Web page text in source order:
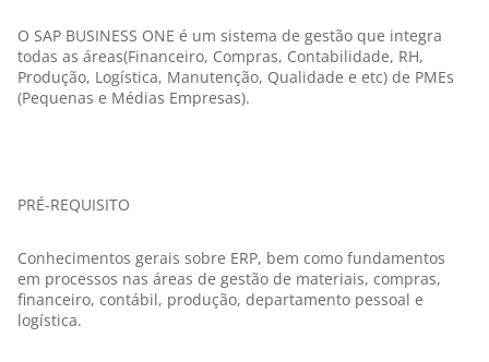
O SAP BUSINESS ONE é um sistema de gestão que integra
todas as áreas(Financeiro, Compras, Contabilidade, RH,
Produção, Logística, Manutenção, Qualidade e etc) de PMEs
(Pequenas e Médias Empresas).
PRÉ-REQUISITO
Conhecimentos gerais sobre ERP, bem como fundamentos
em processos nas áreas de gestão de materiais, compras,
financeiro, contábil, produção, departamento pessoal e
logística.